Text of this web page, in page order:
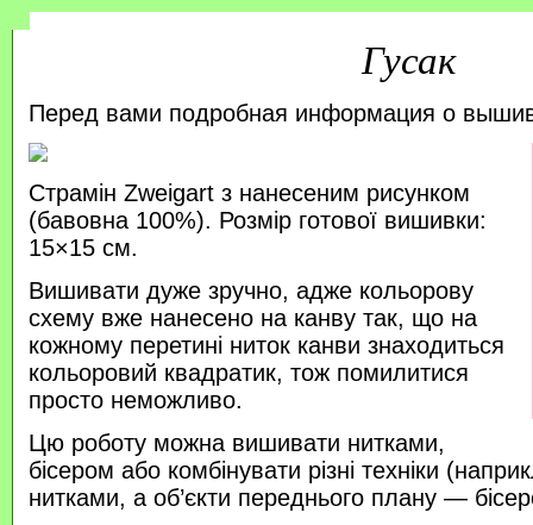
Гусак
Перед вами подробная информация о
Страмін Zweigart з нанесеним рисунком
(бавовна 100%). Розмір готової вишивки:
15×15 см.
Вишивати дуже зручно, адже кольорову
схему вже нанесено на канву так, що на
кожному перетині ниток канви знаходиться
кольоровий квадратик, тож помилитися
просто неможливо.
Цю роботу можна вишивати нитками,
бісером або комбінувати різні техніки
нитками, а об’єкти переднього плану —